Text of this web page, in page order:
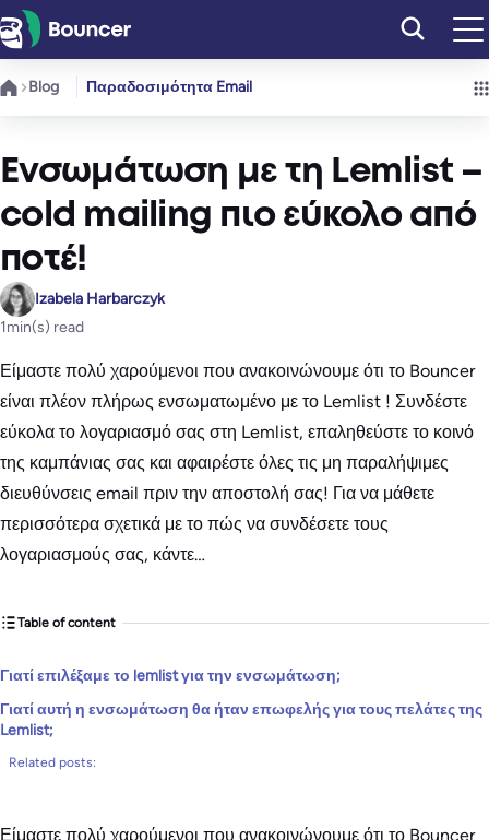
Μετάβαση
στο
περιεχόμενο
Blog Παραδοσιμότητα Email
Ενσωμάτωση με τη Lemlist –
cold mailing πιο εύκολο από
ποτέ!
Izabela Harbarczyk
1min(s) read
Είμαστε πολύ χαρούμενοι που ανακοινώνουμε ότι το Bouncer
είναι πλέον πλήρως ενσωματωμένο με το Lemlist ! Συνδέστε
εύκολα το λογαριασμό σας στη Lemlist, επαληθεύστε το κοινό
της καμπάνιας σας και αφαιρέστε όλες τις μη παραλήψιμες
διευθύνσεις email πριν την αποστολή σας! Για να μάθετε
περισσότερα σχετικά με το πώς να συνδέσετε τους
λογαριασμούς σας, κάντε…
Table of content
Γιατί επιλέξαμε το lemlist για την ενσωμάτωση;
Γιατί αυτή η ενσωμάτωση θα ήταν επωφελής για τους πελάτες της
Lemlist;
Related posts:
Είμαστε πολύ χαρούμενοι που ανακοινώνουμε ότι το Bouncer